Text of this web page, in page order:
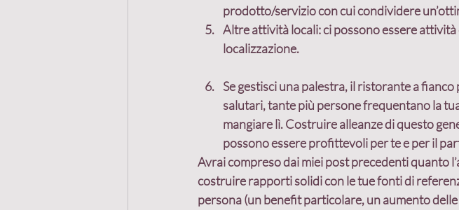
prodotto/servizio con cui condividere
Altre attività locali: ci possono essere
localizzazione.
Se gestisci una palestra, il ristorante a
salutari, tante più persone frequentano la
mangiare lì. Costruire alleanze di questo
possono essere profittevoli per te e per il
Avrai compreso dai miei post precedenti quanto
costruire rapporti solidi con le tue fonti di
persona (un benefit particolare, un aumento